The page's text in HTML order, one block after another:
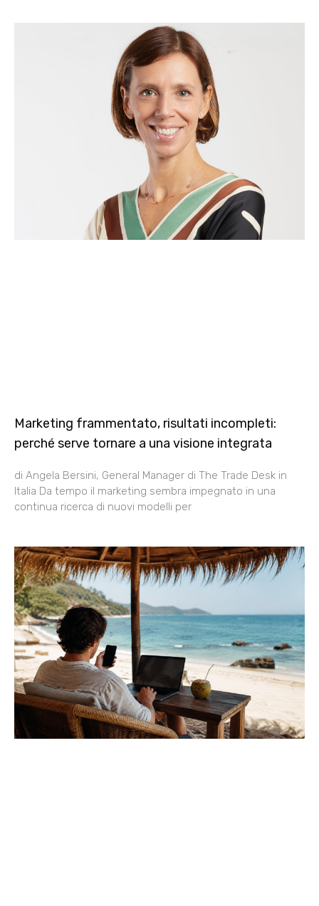
Marketing frammentato, risultati incompleti:
perché serve tornare a una visione integrata
di Angela Bersini, General Manager di The Trade Desk in
Italia Da tempo il marketing sembra impegnato in una
continua ricerca di nuovi modelli per